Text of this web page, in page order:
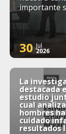
importante
30 Jul
2026
La
destacada
estudio
cual
hombres
cuidado
resultados